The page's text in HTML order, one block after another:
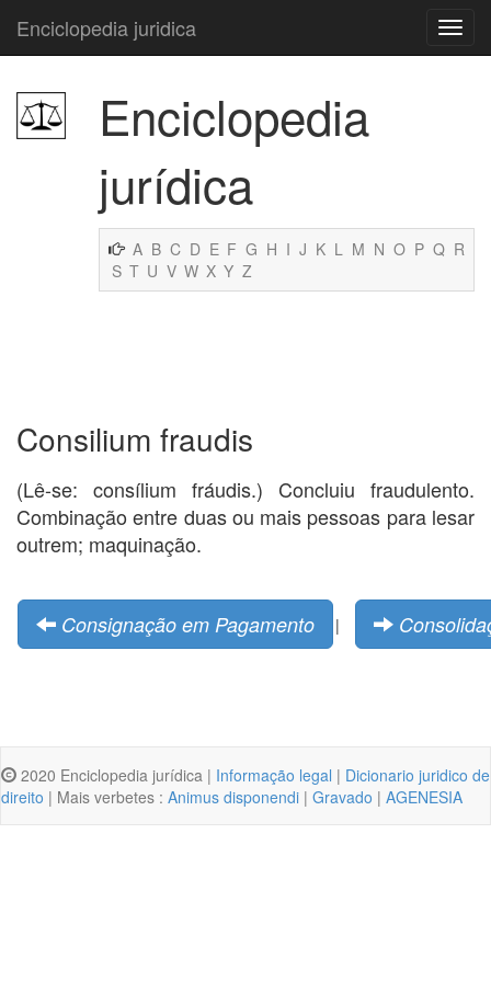
Enciclopedia juridica
Enciclopedia
jurídica
A B C D E F G H I J K L M N O P Q R
S T U V W X Y Z
Consilium fraudis
(Lê-se: consílium fráudis.) Concluiu fraudulento.
Combinação entre duas ou mais pessoas para lesar
outrem; maquinação.
Consignação em Pagamento |
2020 Enciclopedia jurídica | Informação legal | Dicionario juridico de
direito | Mais verbetes : Animus disponendi | Gravado | AGENESIA